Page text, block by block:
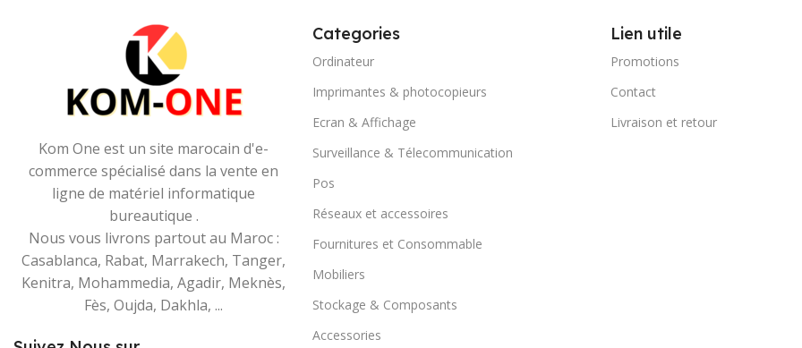
Kom One est un site marocain d'e-
commerce spécialisé dans la vente en
ligne de matériel informatique
bureautique .
Nous vous livrons partout au Maroc :
Casablanca, Rabat, Marrakech, Tanger,
Kenitra, Mohammedia, Agadir, Meknès,
Fès, Oujda, Dakhla, ...
Categories
Ordinateur
Imprimantes & photocopieurs
Ecran & Affichage
Surveillance & Télecommunication
Pos
Réseaux et accessoires
Fournitures et Consommable
Mobiliers
Stockage & Composants
Accessories
Lien utile
Promotions
Contact
Livraison et retour